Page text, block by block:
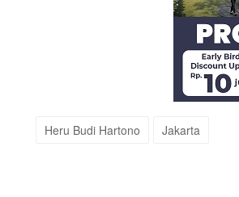
Heru Budi Hartono Jakarta